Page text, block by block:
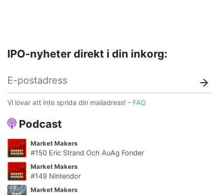
Podcast
Market Makers
#150 Eric Strand Och AuAg Fonder
Market Makers
#149 Nintendor
Market Makers
IPO-nyheter direkt i din inkorg:
Vi lovar att inte sprida din mailadress! - FAQ